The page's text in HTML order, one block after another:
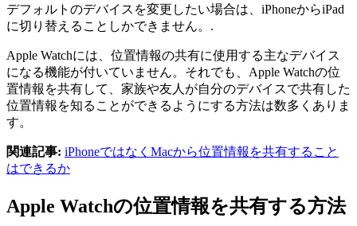
デフォルトのデバイスを変更したい場合は、iPhoneからiPad
に切り替えることしかできません。.
Apple Watchには、位置情報の共有に使用する主なデバイス
になる機能が付いていません。それでも、Apple Watchの位
置情報を共有して、家族や友人が自分のデバイスで共有した
位置情報を知ることができるようにする方法は数多くありま
す。
関連記事: iPhoneではなくMacから位置情報を共有すること
はできるか
Apple Watchの位置情報を共有する方法